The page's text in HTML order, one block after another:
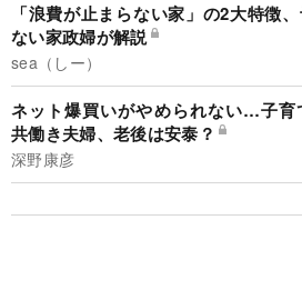
「浪費が止まらない家」の2大特徴
ない家政婦が解説
sea（しー）
ネット爆買いがやめられない…子育
共働き夫婦、老後は安泰？
深野康彦